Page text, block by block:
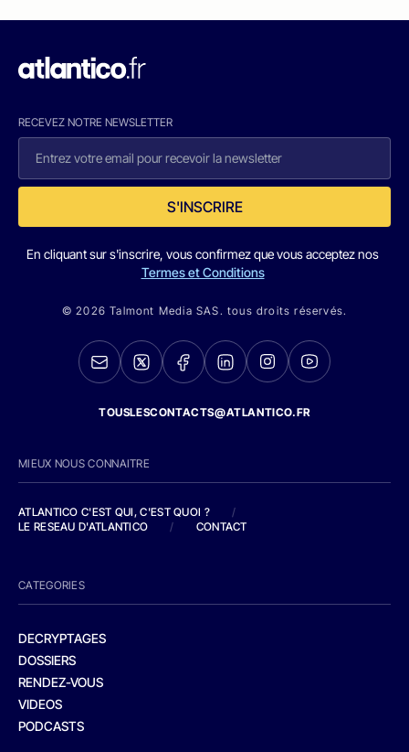
RECEVEZ NOTRE NEWSLETTER
S'INSCRIRE
En cliquant sur s'inscrire, vous confirmez que vous acceptez nos
Termes et Conditions
© 2026 Talmont Media SAS. tous droits réservés.
TOUSLESCONTACTS@ATLANTICO.FR
MIEUX NOUS CONNAITRE
ATLANTICO C'EST QUI, C'EST QUOI ?
/
LE RESEAU D'ATLANTICO
/ CONTACT
CATEGORIES
DECRYPTAGES
DOSSIERS
RENDEZ-VOUS
VIDEOS
PODCASTS